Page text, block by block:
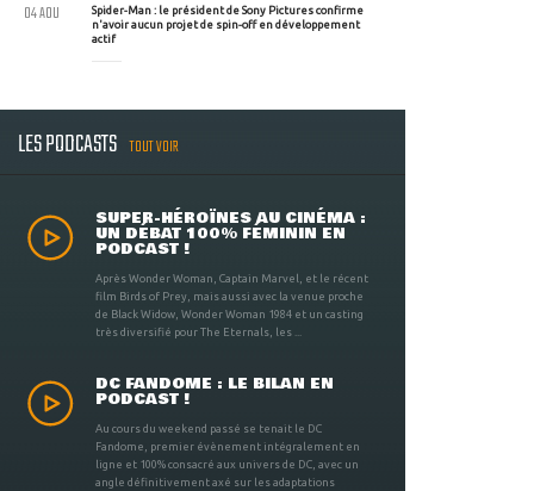
Spider-Man : le président de Sony Pictures confirme
n'avoir aucun projet de spin-off en développement
actif
04 AOU
LES PODCASTS TOUT VOIR
SUPER-HÉROÏNES AU CINÉMA :
UN DÉBAT 100% FÉMININ EN
PODCAST !
Après Wonder Woman, Captain Marvel, et le récent
film Birds of Prey, mais aussi avec la venue proche
de Black Widow, Wonder Woman 1984 et un casting
très diversifié pour The Eternals, les ...
DC FANDOME : LE BILAN EN
PODCAST !
Au cours du weekend passé se tenait le DC
Fandome, premier évènement intégralement en
ligne et 100% consacré aux univers de DC, avec un
angle définitivement axé sur les adaptations